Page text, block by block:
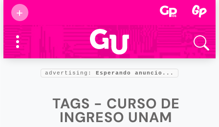
+
Supermamás
2025
Marcas de
confianza
Foro salud
advertising: Esperando anuncio...
TAGS - CURSO DE
INGRESO UNAM